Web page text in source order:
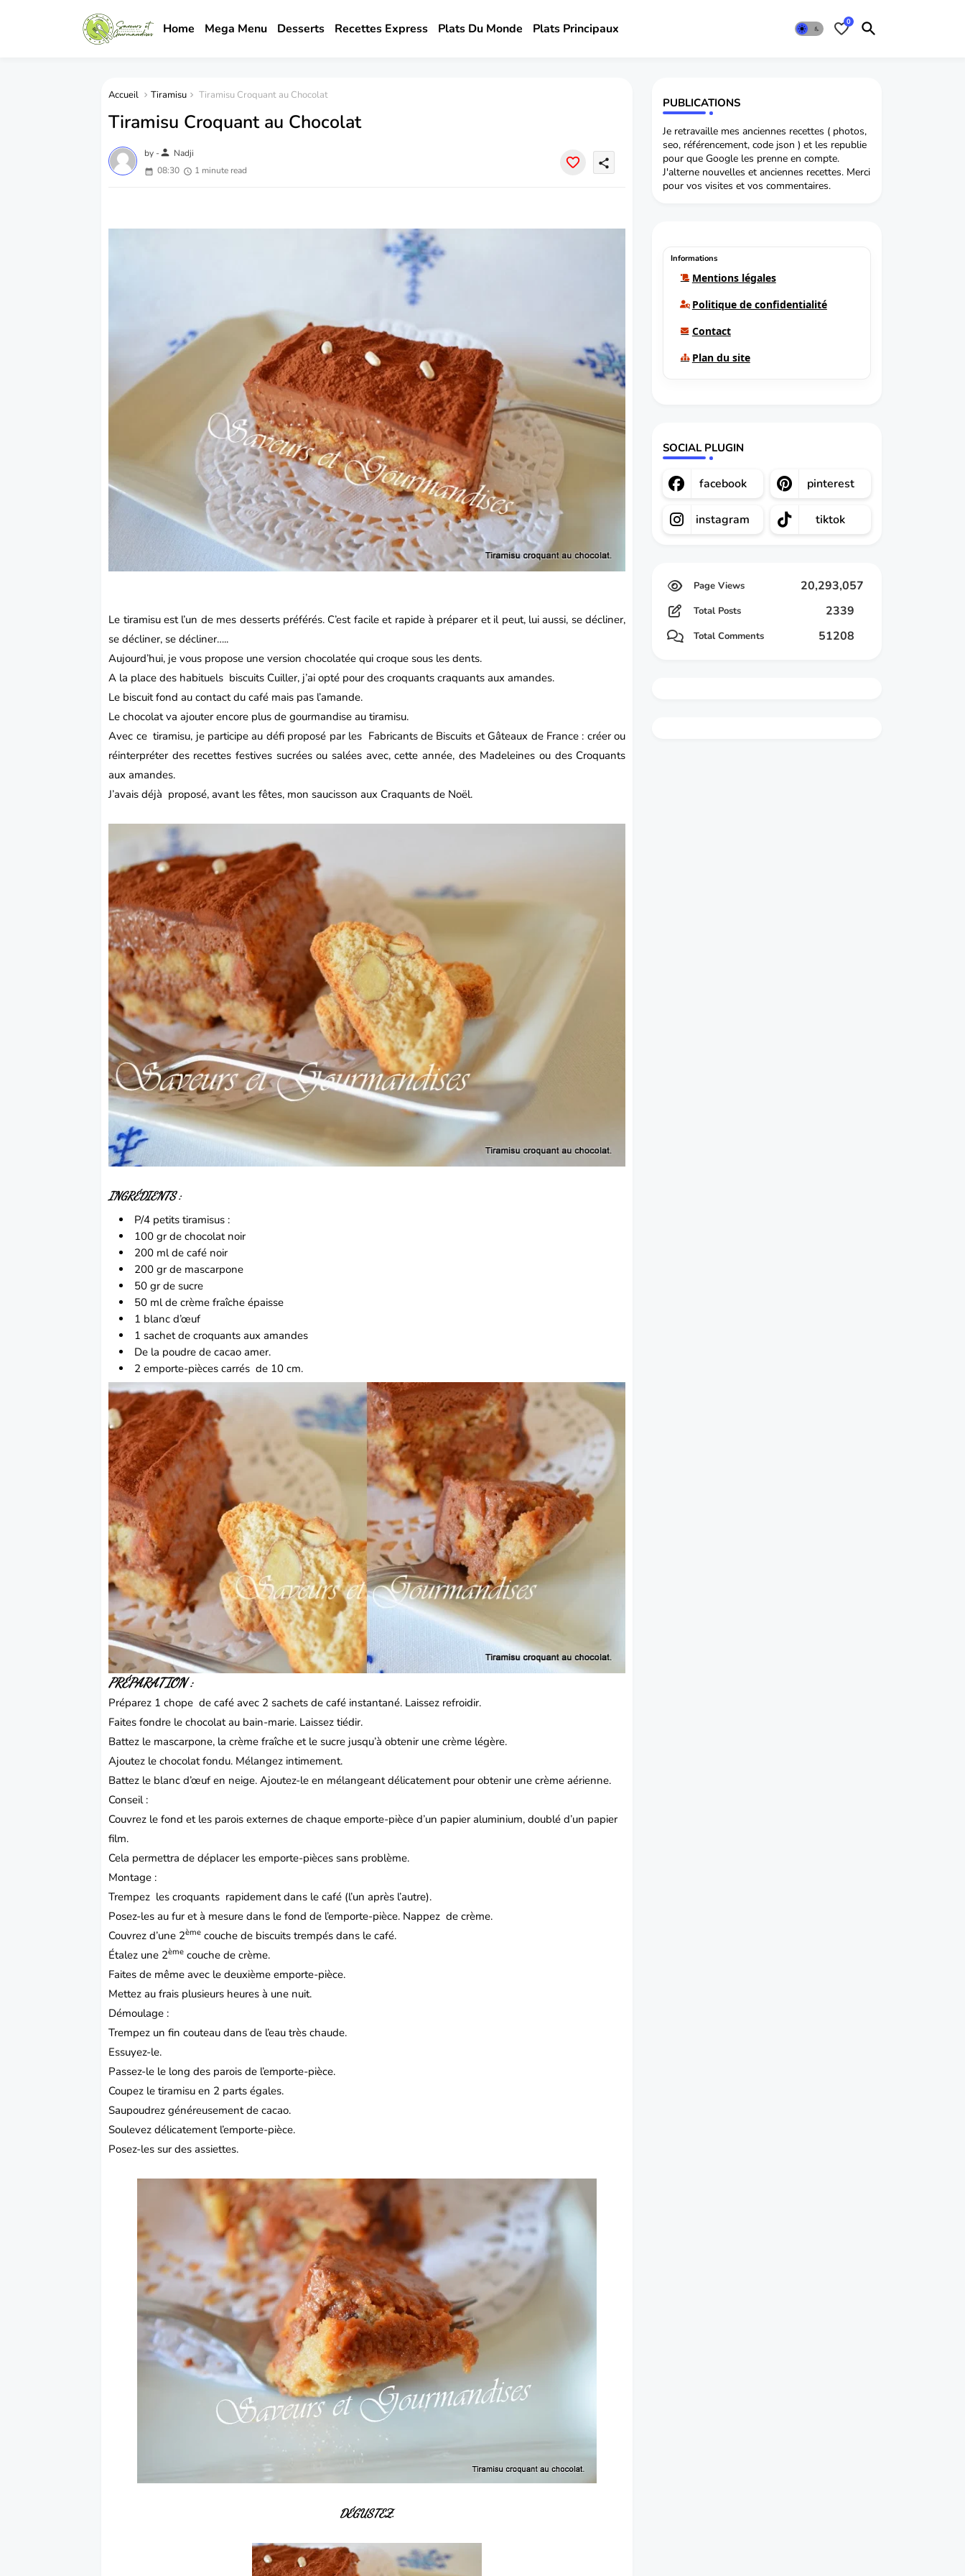
Home Mega Menu Desserts Recettes Express Plats Du Monde Plats Principaux 0
Accueil Tiramisu Tiramisu Croquant au Chocolat
Tiramisu Croquant au Chocolat
by -person Nadji
08:30
1 minute read
share
Le tiramisu est l’un de mes dessertspréférés. C’est facile et rapide à préparer et il peut, lui aussi, se décliner,
se décliner, se décliner…..
Aujourd’hui, je vous propose une version chocolatée qui croque sous les dents.
A la place des habituels biscuits Cuiller, j’ai opté pour des croquants craquants aux amandes.
Le biscuit fond au contact du café mais pas l’amande.
Le chocolat va ajouter encore plus de gourmandise au tiramisu.
Avec ce tiramisu, je participe au défi proposé par les Fabricants de Biscuits et Gâteaux de France : créer ou
réinterpréter des recettes festives sucrées ou salées avec, cette année, des Madeleines ou des Croquants
aux amandes.
J’avais déjà proposé, avant les fêtes, mon saucisson aux Craquants de Noël.
INGRÉDIENTS :
P/4 petits tiramisus :
100 gr dechocolatnoir
200 ml de café noir
200 gr de mascarpone
50 gr de sucre
50 ml de crème fraîche épaisse
1 blanc d’œuf
1 sachet de croquants aux amandes
De la poudre de cacao amer.
2 emporte-pièces carrés de 10 cm.
PRÉPARATION :
Préparez 1 chope de café avec 2 sachets de café instantané. Laissez refroidir.
Faites fondre le chocolat au bain-marie. Laissez tiédir.
Battez le mascarpone, la crème fraîche et le sucre jusqu’à obtenir une crème légère.
Ajoutez le chocolat fondu. Mélangez intimement.
Battez le blanc d’œuf en neige. Ajoutez-le en mélangeant délicatement pour obtenir une crème aérienne.
Conseil :
Couvrez le fond et les parois externes de chaque emporte-pièce d’un papier aluminium, doublé d’un papier
film.
Cela permettra de déplacer les emporte-pièces sans problème.
Montage :
Trempez les croquants rapidement dans le café (l’un après l’autre).
Posez-les au fur et à mesure dans le fond de l’emporte-pièce. Nappez de crème.
Couvrez d’une 2ème couche de biscuits trempés dans le café.
Étalez une 2ème couche de crème.
Faites de même avec le deuxième emporte-pièce.
Mettez au frais plusieurs heures à une nuit.
Démoulage :
Trempez un fin couteau dans de l’eau très chaude.
Essuyez-le.
Passez-le le long des parois de l’emporte-pièce.
Coupez le tiramisu en 2 parts égales.
Saupoudrez généreusement de cacao.
Soulevez délicatement l’emporte-pièce.
Posez-les sur des assiettes.
DÉGUSTEZ.
PUBLICATIONS
Je retravaille mes anciennes recettes ( photos,
seo, référencement, code json ) et les republie
pour que Google les prenne en compte.
J'alterne nouvelles et anciennes recettes. Merci
pour vos visites et vos commentaires.
Informations
Mentions légales
Politique de confidentialité
Contact
Plan du site
SOCIAL PLUGIN
facebook pinterest
instagram tiktok
20,293,057
Total Posts 2339
Total Comments 51208